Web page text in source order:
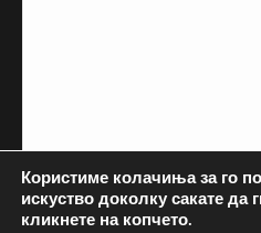
Користиме колачиња за го
искуство доколку сакате да
кликнете на копчето.